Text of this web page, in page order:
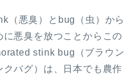
（悪臭）とbug（虫）から
悪臭を放つことからこの
stink bug（ブラウン
バグ）は、日本でも農作